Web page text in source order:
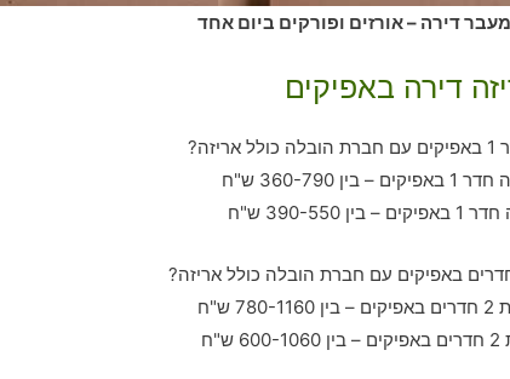
דירה – אורזים ופורקים ביום אחד
דירה באפיקים
790 ש"ח
550 ש"ח